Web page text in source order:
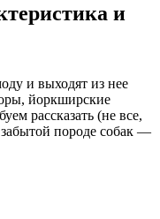
и
и выходят из нее
йоркширские
рассказать (не все,
породе собак —